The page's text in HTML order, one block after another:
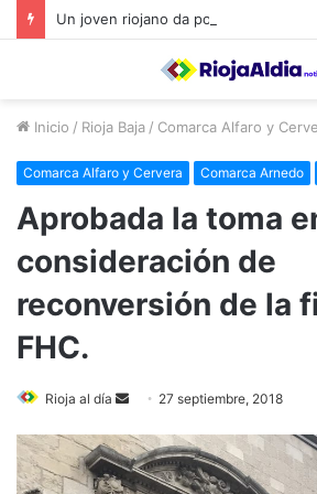
Inicio / Rioja Baja / Comarca Alfaro y
Comarca Alfaro y Cervera Comarca Arnedo
Aprobada la toma
consideración de
reconversión de la
FHC.
Rioja al día
n
27 septiembre, 2018